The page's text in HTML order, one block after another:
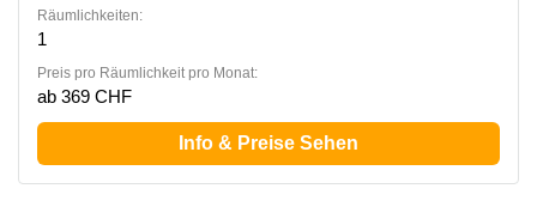
Räumlichkeiten:
1
Preis pro Räumlichkeit pro Monat:
ab 369 CHF
Info & Preise Sehen